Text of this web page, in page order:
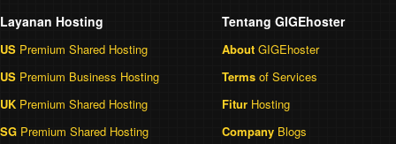
Layanan Hosting
US Premium Shared Hosting
US Premium Business Hosting
UK Premium Shared Hosting
SG Premium Shared Hosting
Tentang GIGEhoster
About GIGEhoster
Terms of Services
Fitur Hosting
Company Blogs